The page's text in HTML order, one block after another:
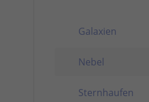
Galaxien
Nebel
Sternhaufen